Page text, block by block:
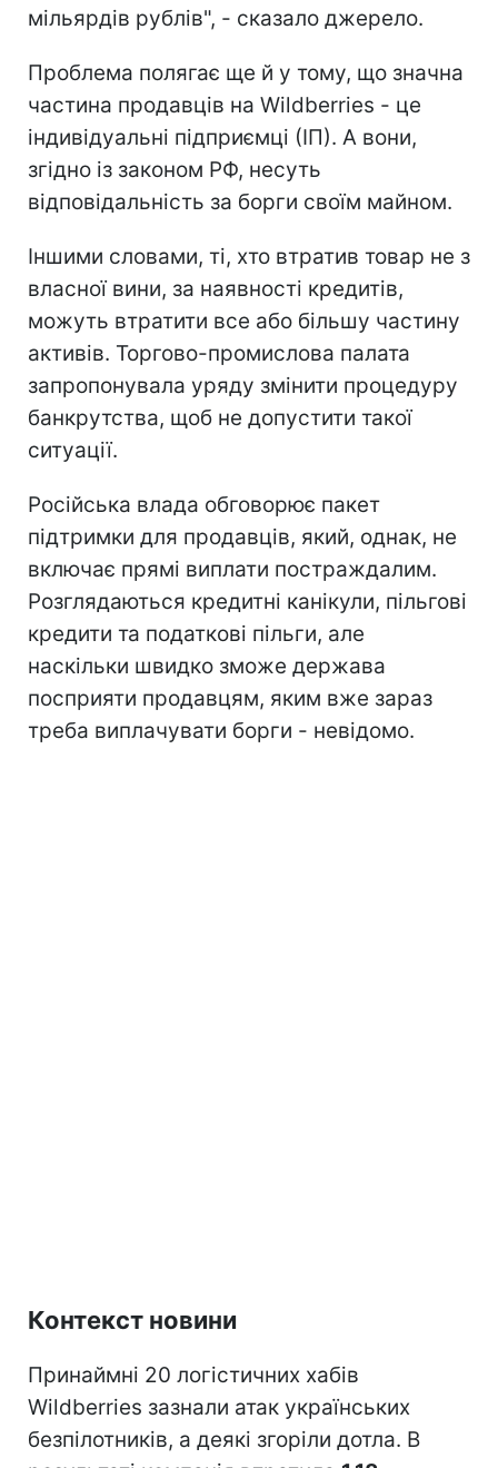
мільярдів рублів", - сказало джерело.
Проблема полягає ще й у тому, що значна
частина продавців на Wildberries - це
індивідуальні підприємці (ІП). А вони,
згідно із законом РФ, несуть
відповідальність за борги своїм майном.
Іншими словами, ті, хто втратив товар не з
власної вини, за наявності кредитів,
можуть втратити все або більшу частину
активів. Торгово-промислова палата
запропонувала уряду змінити процедуру
банкрутства, щоб не допустити такої
ситуації.
Російська влада обговорює пакет
підтримки для продавців, який, однак, не
включає прямі виплати постраждалим.
Розглядаються кредитні канікули, пільгові
кредити та податкові пільги, але
наскільки швидко зможе держава
посприяти продавцям, яким вже зараз
треба виплачувати борги - невідомо.
Контекст новини
Принаймні 20 логістичних хабів
Wildberries зазнали атак українських
безпілотників, а деякі згоріли дотла. В